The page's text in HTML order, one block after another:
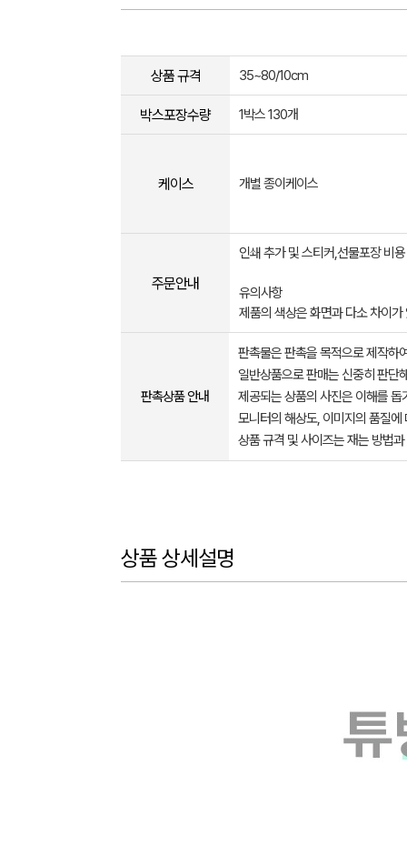
상품 규격 35~80/10cm
박스포장수량 1박스 130개
케이스 개별 종이케이스
주문안내
인쇄 추가 및 스티커,선물포장 비
유의사항
제품의 색상은 화면과 다소 차이가
판촉상품 안내
판촉물은 판촉을 목적으로 제작하
일반상품으로 판매는 신중히 판단
제공되는 상품의 사진은 이해를
모니터의 해상도, 이미지의 품질
상품 규격 및 사이즈는 재는 방법
상품 상세설명